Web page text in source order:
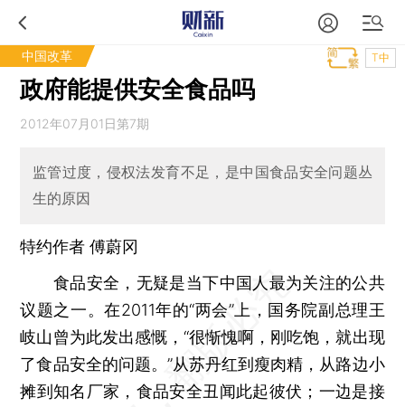
中国改革 T中
政府能提供安全食品吗
2012年07月01日第7期
监管过度，侵权法发育不足，是中国食品安全问题丛
生的原因
特约作者 傅蔚冈
食品安全，无疑是当下中国人最为关注的公共
议题之一。在2011年的“两会”上，国务院副总理王
岐山曾为此发出感慨，“很惭愧啊，刚吃饱，就出现
了食品安全的问题。”从苏丹红到瘦肉精，从路边小
摊到知名厂家，食品安全丑闻此起彼伏；一边是接